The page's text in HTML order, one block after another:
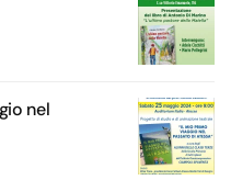
nel